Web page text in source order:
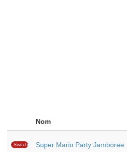
Nom
Switch Super Mario Party Jamboree